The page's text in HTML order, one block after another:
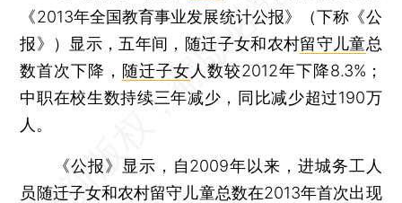
《2013年全国教育事业发展统计公报》（下称《公
报》）显示，五年间，随迁子女和农村留守儿童总
数首次下降， 随迁子女 人数较2012年下降8.3%；
中职在校生数持续三年减少，同比减少超过190万
人。
《公报》显示，自2009年以来，进城务工人
员随迁子女和农村留守儿童总数在2013年首次出现